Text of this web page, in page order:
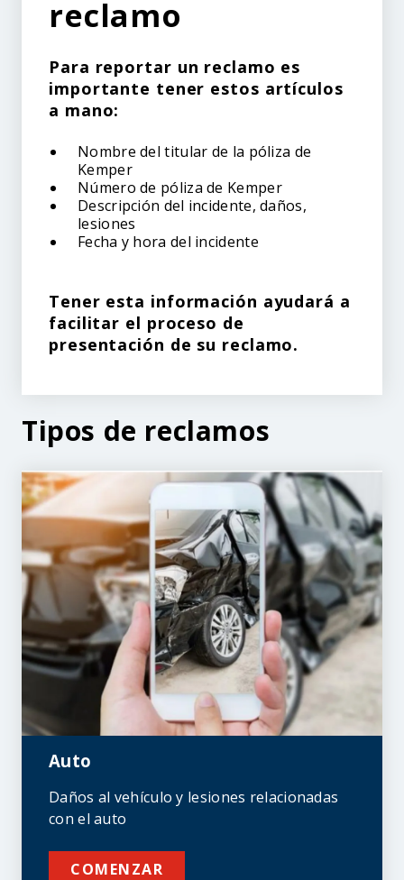
reclamo
Para reportar un reclamo es
importante tener estos artículos
a mano:
Nombre del titular de la póliza de
Kemper
Número de póliza de Kemper
Descripción del incidente, daños,
lesiones
Fecha y hora del incidente
Tener esta información ayudará a
facilitar el proceso de
presentación de su reclamo.
Tipos de reclamos
Auto
Daños al vehículo y lesiones relacionadas
con el auto
COMENZAR